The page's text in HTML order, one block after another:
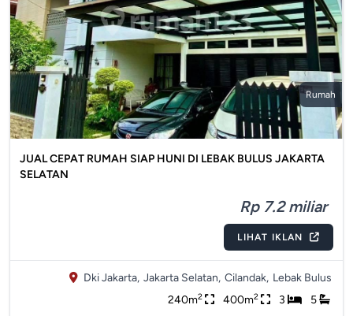
Rumah
JUAL CEPAT RUMAH SIAP HUNI DI LEBAK BULUS JAKARTA
SELATAN
Rp 7.2 miliar
LIHAT IKLAN
Dki Jakarta, Jakarta Selatan, Cilandak, Lebak Bulus
240m2 400m2 3 5